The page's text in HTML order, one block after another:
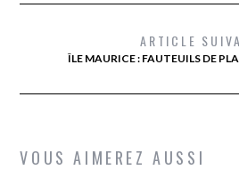
ARTICLE
ÎLE MAURICE : FAUTEUILS DE
VOUS AIMEREZ AUSSI